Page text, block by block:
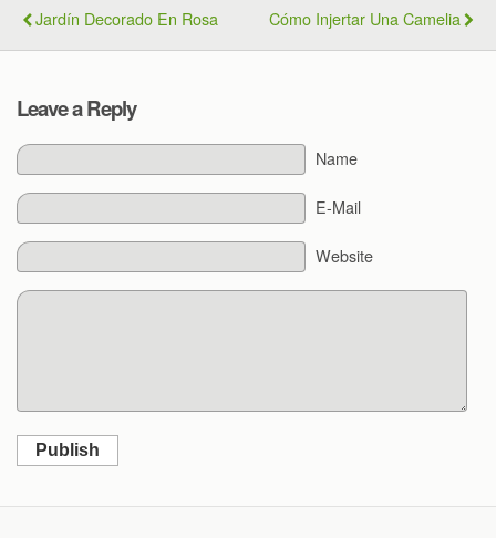
Jardín Decorado En Rosa Cómo Injertar Una Camelia
Leave a Reply
Name
E-Mail
Website
Publish